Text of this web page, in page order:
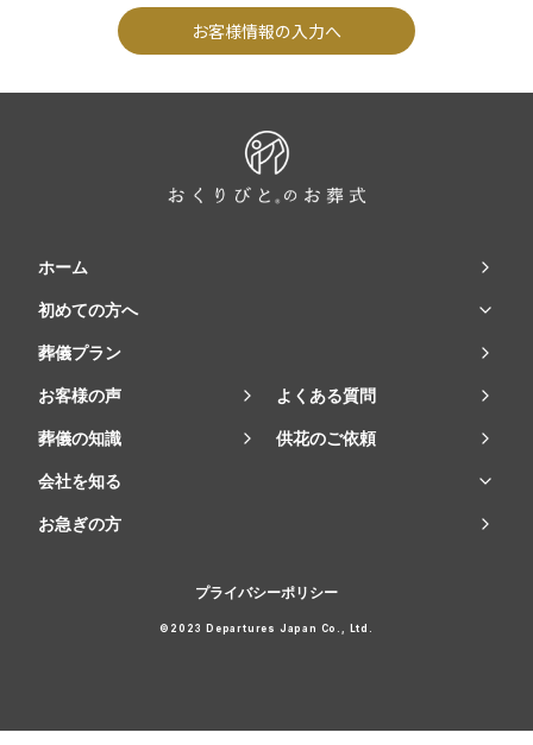
お客様情報の入力へ
ホーム
初めての方へ
葬儀プラン
お客様の声 よくある質問
葬儀の知識 供花のご依頼
会社を知る
お急ぎの方
プライバシーポリシー
©2023 Departures Japan Co., Ltd.